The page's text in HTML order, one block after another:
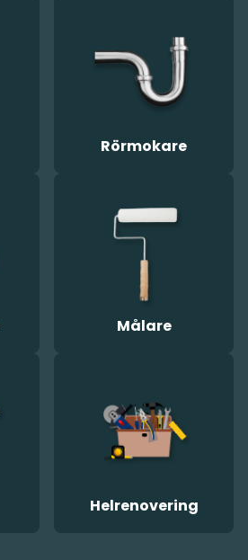
Rörmokare
Målare
Helrenovering